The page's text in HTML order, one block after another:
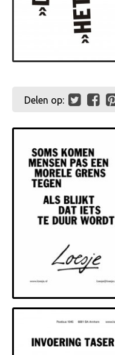
Delen op: